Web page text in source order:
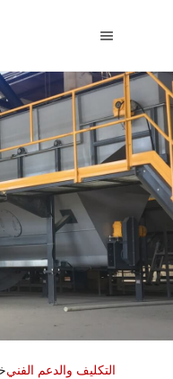
التكليف والدعم الفني